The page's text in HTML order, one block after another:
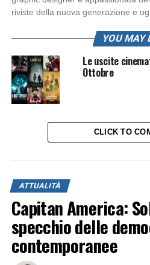
riviste della nuova generazione e
YOU MAY
Le uscite
Ottobre
CLICK TO
ATTUALITÀ
Capitan America:
specchio delle
contemporanee